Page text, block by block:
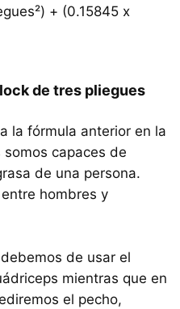
+ (0.15845 x
de tres pliegues
la fórmula anterior en la
capaces de
de una persona.
hombres y
de usar el
mientras que en
el pecho,